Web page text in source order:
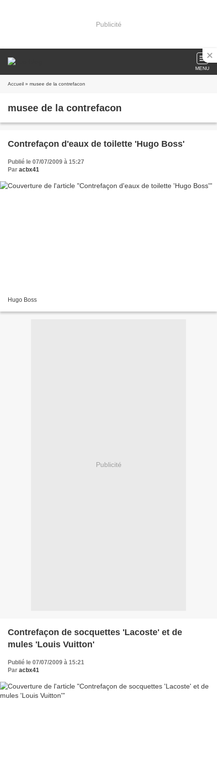
Publicité
MENU
Accueil » musee de la contrefacon
musee de la contrefacon
Contrefaçon d'eaux de toilette 'Hugo Boss'
Publié le 07/07/2009 à 15:27
Par acbx41
Hugo Boss
Publicité
Contrefaçon de socquettes 'Lacoste' et de
mules 'Louis Vuitton'
Publié le 07/07/2009 à 15:21
Par acbx41